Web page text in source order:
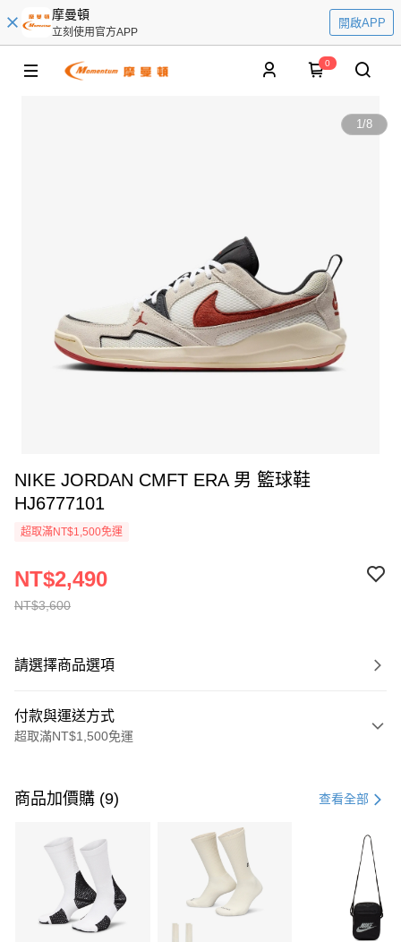
摩曼頓
立刻使用官方APP
開啟APP
0
1/8
NIKE JORDAN CMFT ERA 男 籃球鞋
HJ6777101
超取滿NT$1,500免運
NT$3,600
NT$2,490
請選擇商品選項
付款與運送方式
超取滿NT$1,500免運
信用卡一次付款
3 期 0 利率 每期 21家銀行
合作金庫商業銀行
第一商業銀行
華南商業銀行
彰化商業銀行
上海商業儲蓄銀行
Apple Pay
商品加價購 (9) 查看全部